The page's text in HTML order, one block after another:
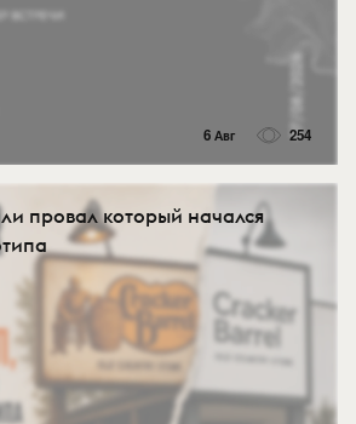
6 Авг 254
провал который начался